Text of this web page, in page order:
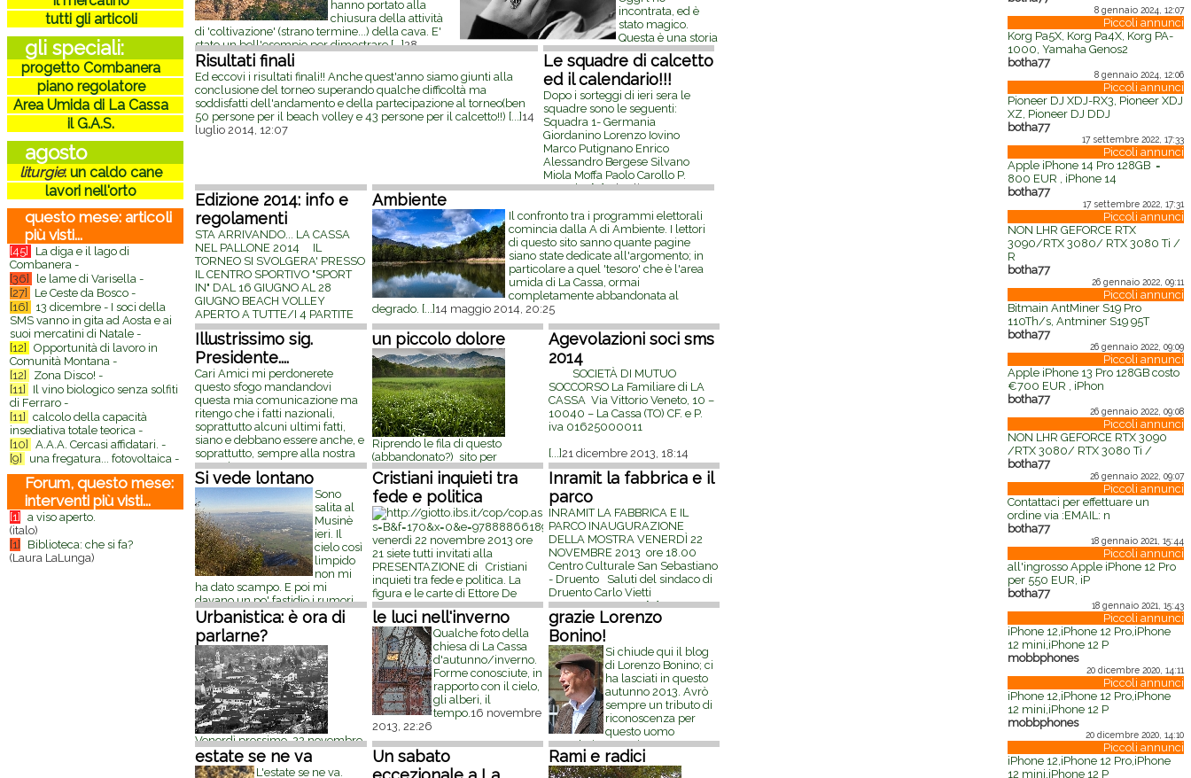
tutti gli articoli
gli speciali:
progetto Combanera
piano regolatore
Area Umida di La Cassa
il G.A.S.
agosto
liturgie: un caldo cane
lavori nell'orto
questo mese: articoli
più visti...
[45]
La diga e il lago di
Combanera -
[36]
le lame di Varisella -
[27]
Le Ceste da Bosco -
[16]
13 dicembre - I soci della
SMS vanno in gita ad Aosta e ai
suoi mercatini di Natale -
[12]
Opportunità di lavoro in
Comunità Montana -
[12]
Zona Disco! -
[11]
Il vino biologico senza solfiti
di Ferraro -
[11]
calcolo della capacità
insediativa totale teorica -
[10]
A.A.A. Cercasi affidatari. -
[9]
una fregatura... fotovoltaica -
Forum, questo mese:
interventi più visti...
[1]
a viso aperto.
(italo)
[1]
Biblioteca: che si fa?
(Laura LaLunga)
hanno portato alla
chiusura della attività
di 'coltivazione' (strano termine...) della cava. E'
stato un bell'esempio per dimostrare[...]28
gennaio 2015, 09:50
incontrata, ed è
stato magico.
Questa è una storia
dolce e lunga nel tempo; leggetela e saprete
com'è stato incontrare chi s'è adorato per lungo
tempo, e forse anche voi riconoscerete[...]
ottobre 2014, 10:43
Risultati finali
Ed eccovi i risultati finali!! Anche quest'anno siamo giunti alla
conclusione del torneo superando qualche difficoltà ma
soddisfatti dell'andamento e della partecipazione al torneo(ben
50 persone per il beach volley e 43 persone per il calcetto!!) [...]14
luglio 2014, 12:07
Le squadre di calcetto
ed il calendario!!!
Dopo i sorteggi di ieri sera le
squadre sono le seguenti:
Squadra 1- Germania
Giordanino Lorenzo Iovino
Marco Putignano Enrico
Alessandro Bergese Silvano
Miola Moffa Paolo Carollo P.
Squadra[...]5 luglio 2014, 08:07
Edizione 2014: info e
regolamenti
STA ARRIVANDO... LA CASSA
NEL PALLONE 2014 IL
TORNEO SI SVOLGERA' PRESSO
IL CENTRO SPORTIVO "SPORT
IN" DAL 16 GIUGNO AL 28
GIUGNO BEACH VOLLEY
APERTO A TUTTE/I 4 PARTITE
GARANTITE COSTO € 10
DAL 30 GIUGNO [...]6 giugno
2014, 13:54
Ambiente
Il confronto tra i programmi elettorali
comincia dalla A di Ambiente. I lettori
di questo sito sanno quante pagine
siano state dedicate all'argomento; in
particolare a quel 'tesoro' che è l'area
umida di La Cassa, ormai
completamente abbandonata al
degrado. [...]14 maggio 2014, 20:25
Illustrissimo sig.
Presidente....
Cari Amici mi perdonerete
questo sfogo mandandovi
questa mia comunicazione ma
ritengo che i fatti nazionali,
soprattutto alcuni ultimi fatti,
siano e debbano essere anche, e
soprattutto, sempre alla nostra
attenzione. E' una
comunicazione, mia –
gennaio 2014, 21:43
un piccolo dolore
Riprendo le fila di questo
(abbandonato?) sito per
denunciare un piccolo dolore.
Da quanto ho scritto e
fotografato si riconosce quanto
mi stia a cuore l'ambiente che ci
circonda; in particolare il Basso
di La Cassa, parte di mondo che
prediligo per[...]7 gennaio 2014,
22:03
Agevolazioni soci sms
2014
SOCIETÀ DI MUTUO
SOCCORSO La Familiare di LA
CASSA Via Vittorio Veneto, 10 –
10040 – La Cassa (TO) CF. e P.
iva 01625000011
[...]21 dicembre 2013, 18:14
Si vede lontano
Sono
salita al
Musinè
ieri. Il
cielo così
limpido
non mi
ha dato scampo. E poi mi
davano un po' fastidio i rumori
del mondo. Invece quando sali
dopo un po' cominci a non
sentirli più. Non senti più le auto
che passano sull'autostrada,
non senti più[...]2 dicembre
2013, 14:58
Cristiani inquieti tra
fede e politica
venerdì 22 novembre 2013 ore
21 siete tutti invitati alla
PRESENTAZIONE di Cristiani
inquieti tra fede e politica. La
figura e le carte di Ettore De
Giorgis , a cura di Andrea
D'Arrigo presentazione di
Giancarlo[...]20 novembre 2013,
20:13
Inramit la fabbrica e il
parco
INRAMIT LA FABBRICA E IL
PARCO INAUGURAZIONE
DELLA MOSTRA VENERDÌ 22
NOVEMBRE 2013 ore 18.00
Centro Culturale San Sebastiano
- Druento Saluti del sindaco di
Druento Carlo Vietti
INTERVENGONO:[...]19
novembre 2013, 23:00
Urbanistica: è ora di
parlarne?
Venerdì prossimo, 22 novembre
2013, in sala consiliare si parlerà
di urbanistica in un incontro
le luci nell'inverno
Qualche foto della
chiesa di La Cassa
d'autunno/inverno.
Forme conosciute, in
rapporto con il cielo,
gli alberi, il
tempo. 16 novembre
2013, 22:26
grazie Lorenzo
Bonino!
Si chiude qui il blog
di Lorenzo Bonino; ci
ha lasciati in questo
autunno 2013. Avrò
sempre un tributo di
riconoscenza per
questo uomo
superlativo. Grazie Lorenzo: per
tutto quello che hai fatto, che è
finito ora, e per ciò che hai
estate se ne va
L'estate se ne va.
Un sabato
Rami e radici
8 gennaio 2024, 12:07
Piccoli annunci
Korg Pa5X, Korg Pa4X, Korg PA-
1000, Yamaha Genos2
botha77
8 gennaio 2024, 12:06
Piccoli annunci
Pioneer DJ XDJ-RX3, Pioneer XDJ
XZ, Pioneer DJ DDJ
botha77
17 settembre 2022, 17:33
Piccoli annunci
Apple iPhone 14 Pro 128GB =
800 EUR , iPhone 14
botha77
17 settembre 2022, 17:31
Piccoli annunci
NON LHR GEFORCE RTX
3090/RTX 3080/ RTX 3080 Ti /
R
botha77
26 gennaio 2022, 09:11
Piccoli annunci
Bitmain AntMiner S19 Pro
110Th/s, Antminer S19 95T
botha77
26 gennaio 2022, 09:09
Piccoli annunci
Apple iPhone 13 Pro 128GB costo
€700 EUR , iPhon
botha77
26 gennaio 2022, 09:08
Piccoli annunci
NON LHR GEFORCE RTX 3090
/RTX 3080/ RTX 3080 Ti /
botha77
26 gennaio 2022, 09:07
Piccoli annunci
Contattaci per effettuare un
ordine via :EMAIL: n
botha77
18 gennaio 2021, 15:44
Piccoli annunci
all'ingrosso Apple iPhone 12 Pro
per 550 EUR, iP
botha77
18 gennaio 2021, 15:43
Piccoli annunci
iPhone 12,iPhone 12 Pro,iPhone
12 mini,iPhone 12 P
mobbphones
20 dicembre 2020, 14:11
Piccoli annunci
iPhone 12,iPhone 12 Pro,iPhone
12 mini,iPhone 12 P
mobbphones
20 dicembre 2020, 14:10
Piccoli annunci
iPhone 12,iPhone 12 Pro,iPhone
12 mini,iPhone 12 P